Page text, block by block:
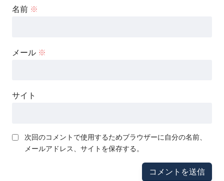
名前 ※
メール ※
サイト
次回のコメントで使用するためブラウザーに自分の名前、
メールアドレス、サイトを保存する。